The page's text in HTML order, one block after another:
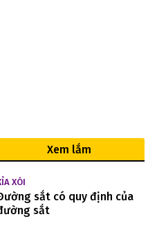
Xem lắm
XÓI
sắt có quy định của
sắt